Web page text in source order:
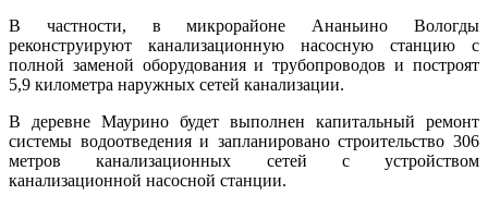
В частности, в микрорайоне Ананьино Вологды
реконструируют канализационную насосную станцию с
полной заменой оборудования и трубопроводов и построят
5,9 километра наружных сетей канализации.
В деревне Маурино будет выполнен капитальный ремонт
системы водоотведения и запланировано строительство 306
метров канализационных сетей с устройством
канализационной насосной станции.